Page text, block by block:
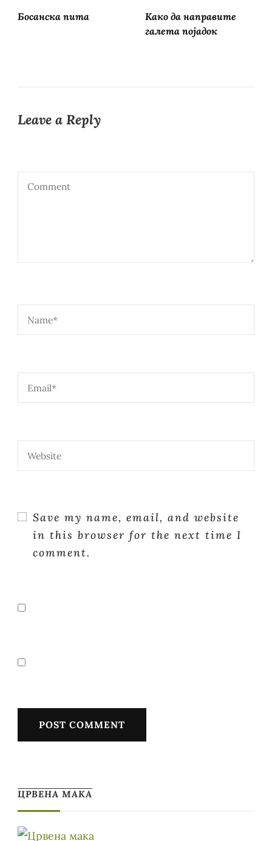
Босанска пита
Како да направите
галета појадок
Leave a Reply
Save my name, email, and website
in this browser for the next time I
comment.
ЦРВЕНА МАКА